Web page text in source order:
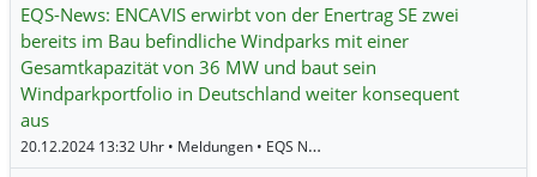
EQS-News: ENCAVIS erwirbt von der Enertrag SE zwei
bereits im Bau befindliche Windparks mit einer
Gesamtkapazität von 36 MW und baut sein
Windparkportfolio in Deutschland weiter konsequent
aus
20.12.2024 13:32 Uhr • Meldungen • EQS News •